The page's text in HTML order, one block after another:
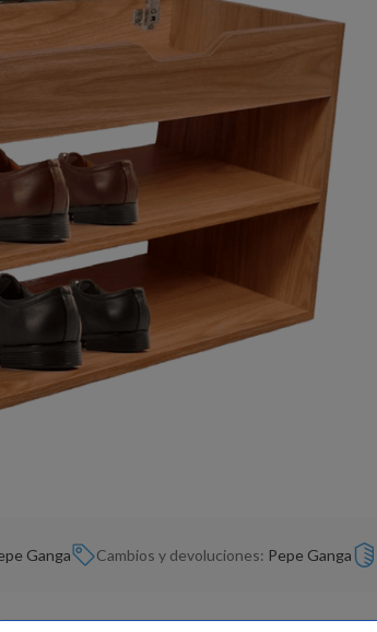
Ganga Cambios y devoluciones: Pepe Ganga